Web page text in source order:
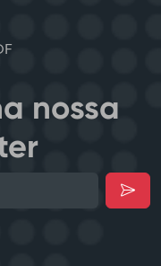
nossa